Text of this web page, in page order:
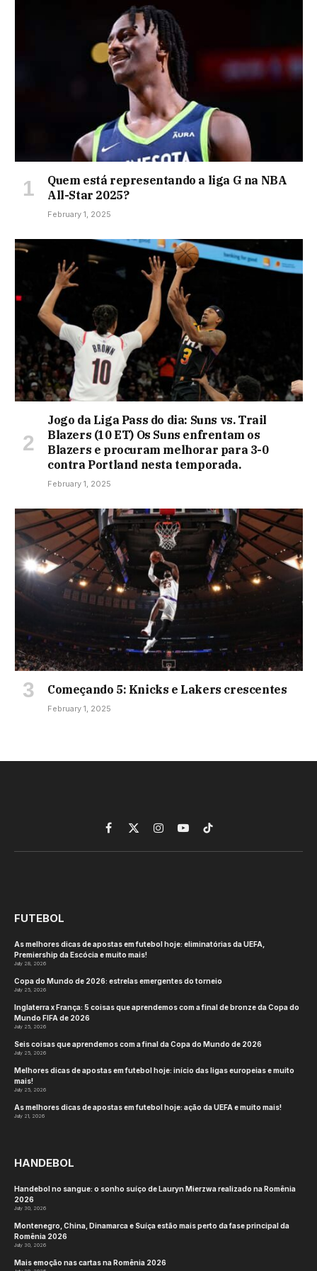
Quem está representando a liga G na NBA
All-Star 2025?
February 1, 2025
Jogo da Liga Pass do dia: Suns vs. Trail
Blazers (10 ET) Os Suns enfrentam os
Blazers e procuram melhorar para 3-0
contra Portland nesta temporada.
February 1, 2025
Começando 5: Knicks e Lakers crescentes
February 1, 2025
Facebook
X
(Twitter)
InstagramYouTubeTikTok
FUTEBOL
As melhores dicas de apostas em futebol hoje: eliminatórias da UEFA,
Premiership da Escócia e muito mais!
July 28, 2026
Copa do Mundo de 2026: estrelas emergentes do torneio
July 25, 2026
Inglaterra x França: 5 coisas que aprendemos com a final de bronze da Copa do
Mundo FIFA de 2026
July 25, 2026
Seis coisas que aprendemos com a final da Copa do Mundo de 2026
July 25, 2026
Melhores dicas de apostas em futebol hoje: início das ligas europeias e muito
mais!
July 25, 2026
As melhores dicas de apostas em futebol hoje: ação da UEFA e muito mais!
July 21, 2026
HANDEBOL
Handebol no sangue: o sonho suíço de Lauryn Mierzwa realizado na Romênia
2026
July 30, 2026
Montenegro, China, Dinamarca e Suíça estão mais perto da fase principal da
Romênia 2026
July 30, 2026
Mais emoção nas cartas na Romênia 2026